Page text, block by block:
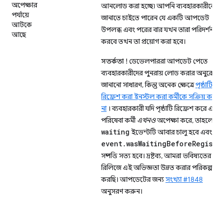
অপেক্ষার
পর্যায়ে
আটকে
আছে
আনলোড করা হচ্ছে৷ আপনি ব্যবহারকারীকে
জানাতে চাইতে পারেন যে একটি আপডেট
উপলব্ধ এবং পরের বার যখন তারা পরিদর্শন
করবে তখন তা প্রয়োগ করা হবে।
সতর্কতা ! ডেভেলপাররা আপডেট পেতে
ব্যবহারকারীদের পুনরায় লোড করার অনুরোধ
জানানো সাধারণ, কিন্তু অনেক ক্ষেত্রেপৃষ্ঠাটি
রিফ্রেশ করা ইনস্টল করা কর্মীকে সক্রিয়
না। ব্যবহারকারী যদি পৃষ্ঠাটি রিফ্রেশ করে এবং
পরিষেবা কর্মীএখনওঅপেক্ষা করে, তাহলে
waiting ইভেন্টটি আবার চালু হবে এবং
সম্পত্তি সত্য হবে। দ্রষ্টব্য, আমরা ভবিষ্যতের
রিলিজে এই অভিজ্ঞতা উন্নত করার পরিকল্পনা
করছি। আপডেটের জন্যসংখ্যা #1848
অনুসরণ করুন।